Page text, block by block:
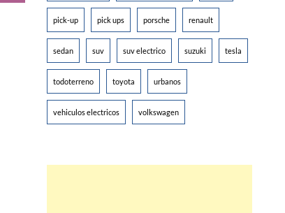
pick-up pick ups porsche renault
sedan suv suv electrico suzuki tesla
todoterreno toyota urbanos
vehiculos electricos volkswagen